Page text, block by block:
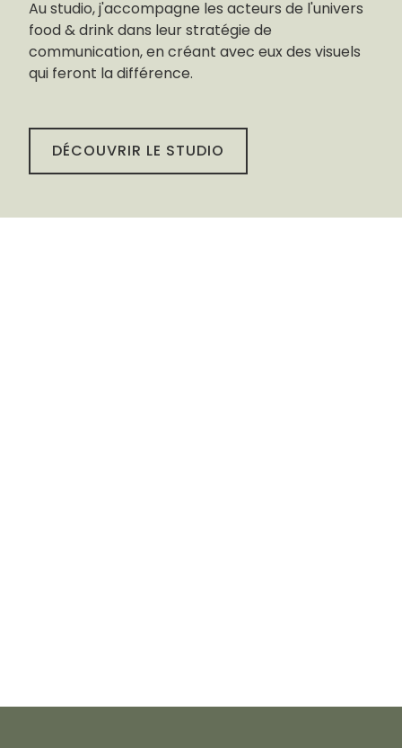
Au studio, j'accompagne les acteurs de l'univers
food & drink dans leur stratégie de
communication, en créant avec eux des visuels
qui feront la différence.
DÉCOUVRIR LE STUDIO